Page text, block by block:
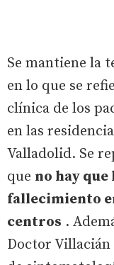
Se mantiene la
en lo que se
clínica de los
en las
Valladolid. Se
que no hay
fallecimiento
centros .
Doctor